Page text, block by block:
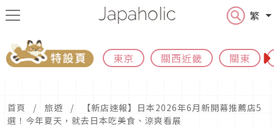
繁
東京 關西近畿 關東
首頁 旅遊
【新店速報】日本2026年6月新開幕推薦店5
選！今年夏天，就去日本吃美食、涼爽看展